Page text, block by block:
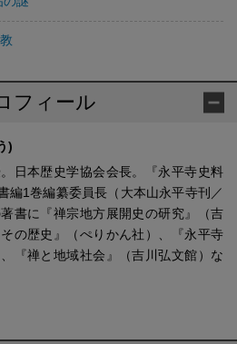
フィール
)
日本歴史学協会会長。『永平寺史料
編1巻編纂委員長（大本山永平寺刊／
書に『禅宗地方展開史の研究』（吉
の歴史』（ぺりかん社）、『永平寺
『禅と地域社会』（吉川弘文館）な